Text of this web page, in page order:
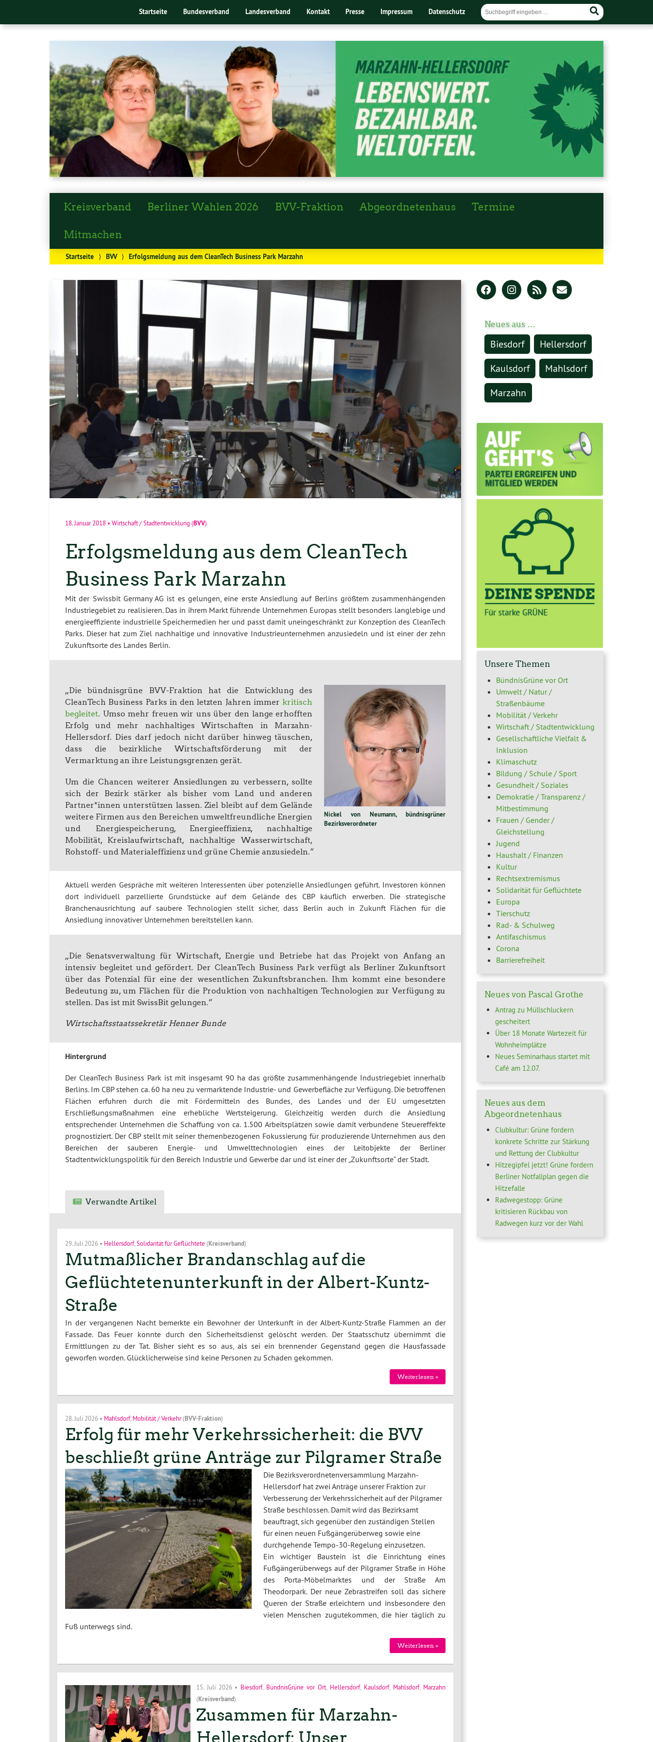
Startseite Bundesverband Landesverband Kontakt Presse Impressum Datenschutz
Kreisverband Berliner Wahlen 2026 BVV-Fraktion Abgeordnetenhaus Termine
Mitmachen
Startseite ⟩ BVV ⟩ Erfolgsmeldung aus dem CleanTech Business Park Marzahn
18. Januar 2018 • Wirtschaft / Stadtentwicklung (BVV)
Erfolgsmeldung aus dem CleanTech
Business Park Marzahn
Mit der Swissbit Germany AG ist es gelungen, eine erste Ansiedlung auf Berlins größtem zusammenhängenden
Industriegebiet zu realisieren. Das in ihrem Markt führende Unternehmen Europas stellt besonders langlebige und
energieeffiziente industrielle Speichermedien her und passt damit uneingeschränkt zur Konzeption des CleanTech
Parks. Dieser hat zum Ziel nachhaltige und innovative Industrieunternehmen anzusiedeln und ist einer der zehn
Zukunftsorte des Landes Berlin.
Nickel von Neumann, bündnisgrüner
Bezirksverordneter
„Die bündnisgrüne BVV-Fraktion hat die Entwicklung des
CleanTech Business Parks in den letzten Jahren immerkritisch
begleitet. Umso mehr freuen wir uns über den lange erhofften
Erfolg und mehr nachhaltiges Wirtschaften in Marzahn-
Hellersdorf. Dies darf jedoch nicht darüber hinweg täuschen,
dass die bezirkliche Wirtschaftsförderung mit der
Vermarktung an ihre Leistungsgrenzen gerät.
Um die Chancen weiterer Ansiedlungen zu verbessern, sollte
sich der Bezirk stärker als bisher vom Land und anderen
Partner*innen unterstützen lassen. Ziel bleibt auf dem Gelände
weitere Firmen aus den Bereichen umweltfreundliche Energien
und Energiespeicherung, Energieeffizienz, nachhaltige
Mobilität, Kreislaufwirtschaft, nachhaltige Wasserwirtschaft,
Rohstoff- und Materialeffizienz und grüne Chemie anzusiedeln.“
Aktuell werden Gespräche mit weiteren Interessenten über potenzielle Ansiedlungen geführt. Investoren können
dort individuell parzellierte Grundstücke auf dem Gelände des CBP käuflich erwerben. Die strategische
Branchenausrichtung auf saubere Technologien stellt sicher, dass Berlin auch in Zukunft Flächen für die
Ansiedlung innovativer Unternehmen bereitstellen kann.
„Die Senatsverwaltung für Wirtschaft, Energie und Betriebe hat das Projekt von Anfang an
intensiv begleitet und gefördert. Der CleanTech Business Park verfügt als Berliner Zukunftsort
über das Potenzial für eine der wesentlichen Zukunftsbranchen. Ihm kommt eine besondere
Bedeutung zu, um Flächen für die Produktion von nachhaltigen Technologien zur Verfügung zu
stellen. Das ist mit SwissBit gelungen.“
Wirtschaftsstaatssekretär Henner Bunde
Hintergrund
Der CleanTech Business Park ist mit insgesamt 90 ha das größte zusammenhängende Industriegebiet innerhalb
Berlins. Im CBP stehen ca. 60 ha neu zu vermarktende Industrie- und Gewerbefläche zur Verfügung. Die betroffenen
Flächen erfuhren durch die mit Fördermitteln des Bundes, des Landes und der EU umgesetzten
Erschließungsmaßnahmen eine erhebliche Wertsteigerung. Gleichzeitig werden durch die Ansiedlung
entsprechender Unternehmen die Schaffung von ca. 1.500 Arbeitsplätzen sowie damit verbundene Steuereffekte
prognostiziert. Der CBP stellt mit seiner themenbezogenen Fokussierung für produzierende Unternehmen aus den
Bereichen der sauberen Energie- und Umwelttechnologien eines der Leitobjekte der Berliner
Stadtentwicklungspolitik für den Bereich Industrie und Gewerbe dar und ist einer der „Zukunftsorte“ der Stadt.
Verwandte Artikel
29. Juli 2026 • Hellersdorf, Solidarität für Geflüchtete (Kreisverband)
Mutmaßlicher Brandanschlag auf die
Geflüchtetenunterkunft in der Albert-Kuntz-
Straße
In der vergangenen Nacht bemerkte ein Bewohner der Unterkunft in der Albert-Kuntz-Straße Flammen an der
Fassade. Das Feuer konnte durch den Sicherheitsdienst gelöscht werden. Der Staatsschutz übernimmt die
Ermittlungen zu der Tat. Bisher sieht es so aus, als sei ein brennender Gegenstand gegen die Hausfassade
geworfen worden. Glücklicherweise sind keine Personen zu Schaden gekommen.
Weiterlesen »
28. Juli 2026 • Mahlsdorf, Mobilität / Verkehr(BVV-Fraktion)
Erfolg für mehr Verkehrssicherheit: die BVV
beschließt grüne Anträge zur Pilgramer Straße
Die Bezirksverordnetenversammlung Marzahn-
Hellersdorf hat zwei Anträge unserer Fraktion zur
Verbesserung der Verkehrssicherheit auf der Pilgramer
Straße beschlossen. Damit wird das Bezirksamt
beauftragt, sich gegenüber den zuständigen Stellen
für einen neuen Fußgängerüberweg sowie eine
durchgehende Tempo-30-Regelung einzusetzen.
Ein wichtiger Baustein ist die Einrichtung eines
Fußgängerüberwegs auf der Pilgramer Straße in Höhe
des Porta-Möbelmarktes und der Straße Am
Theodorpark. Der neue Zebrastreifen soll das sichere
Queren der Straße erleichtern und insbesondere den
vielen Menschen zugutekommen, die hier täglich zu
Fuß unterwegs sind.
Weiterlesen »
15. Juli 2026• Biesdorf, BündnisGrüne vor Ort Hellersdorf, Kaulsdorf, Mahlsdorf, Marzahn
(Kreisverband)
Zusammen für Marzahn-
Neues aus …
Biesdorf
Hellersdorf
Kaulsdorf
Mahlsdorf
Marzahn
Unsere Themen
BündnisGrüne vor Ort
Umwelt / Natur /
Straßenbäume
Mobilität / Verkehr
Wirtschaft / Stadtentwicklung
Gesellschaftliche Vielfalt &
Inklusion
Klimaschutz
Bildung / Schule / Sport
Gesundheit / Soziales
Demokratie / Transparenz /
Mitbestimmung
Frauen / Gender /
Gleichstellung
Jugend
Haushalt / Finanzen
Kultur
Rechtsextremismus
Solidarität für Geflüchtete
Europa
Tierschutz
Rad- & Schulweg
Antifaschismus
Corona
Barrierefreiheit
Neues von Pascal Grothe
Antrag zu Müllschluckern
gescheitert
Über 18 Monate Wartezeit für
Wohnheimplätze
Neues Seminarhaus startet mit
Café am 12.07.
Neues aus dem
Abgeordnetenhaus
Clubkultur: Grüne fordern
konkrete Schritte zur Stärkung
und Rettung der Clubkultur
Hitzegipfel jetzt! Grüne fordern
Berliner Notfallplan gegen die
Hitzefalle
Radwegestopp: Grüne
kritisieren Rückbau von
Radwegen kurz vor der Wahl